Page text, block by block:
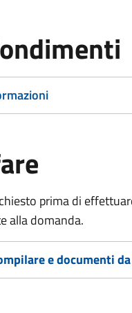
prima di
alla domanda.
e documenti